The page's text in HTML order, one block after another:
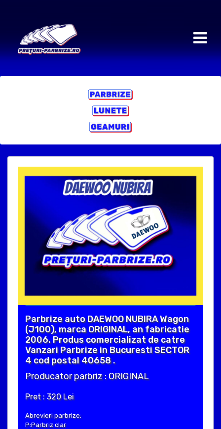
Parbrize auto DAEWOO NUBIRA Wagon
(J100), marca ORIGINAL, an fabricatie
2006. Produs comercializat de catre
Vanzari Parbrize in Bucuresti SECTOR
4 cod postal 40658 .
Producator parbriz : ORIGINAL
Pret : 320 Lei
Abrevieri parbrize:
P:Parbriz clar